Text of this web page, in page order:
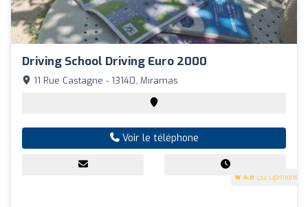
Driving School Driving Euro 2000
4.8 (32 Opinions)
11 Rue Castagne - 13140, Miramas
Voir le téléphone